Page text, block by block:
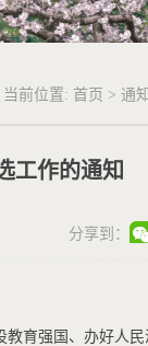
当前位置: 首页 > 通
工作的通知
分享到：
教育强国、办好人